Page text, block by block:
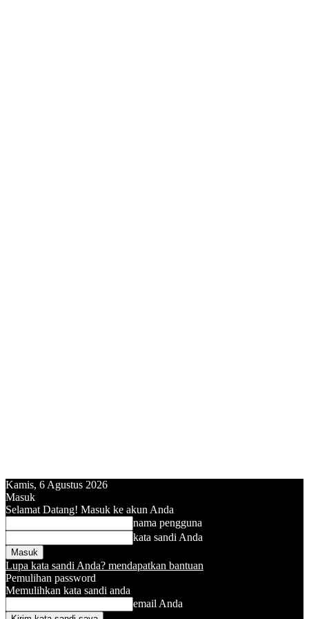
Kamis, 6 Agustus 2026
Masuk
Selamat Datang! Masuk ke akun Anda
nama pengguna
kata sandi Anda
Lupa kata sandi Anda? mendapatkan bantuan
Pemulihan password
Memulihkan kata sandi anda
email Anda